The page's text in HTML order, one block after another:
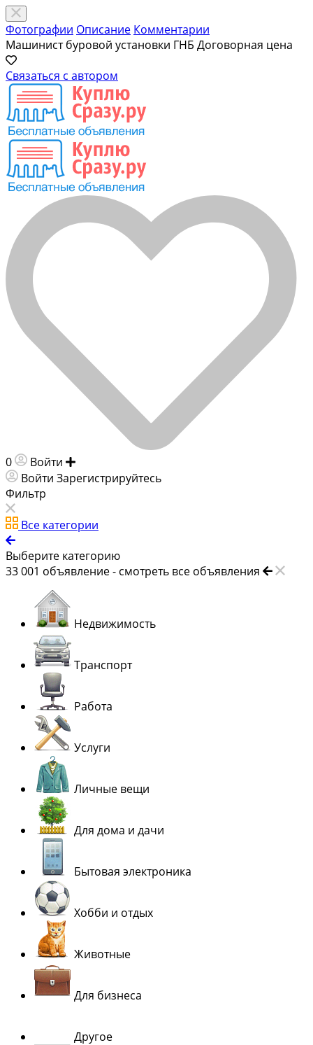
Фотографии Описание Комментарии
Машинист буровой установки ГНБ Договорная цена
Связаться с автором
0 Войти
Войти Зарегистрируйтесь
Фильтр
Все категории
Выберите категорию
33 001 объявление - смотреть все объявления
Недвижимость
Транспорт
Работа
Услуги
Личные вещи
Для дома и дачи
Бытовая электроника
Хобби и отдых
Животные
Для бизнеса
Другое